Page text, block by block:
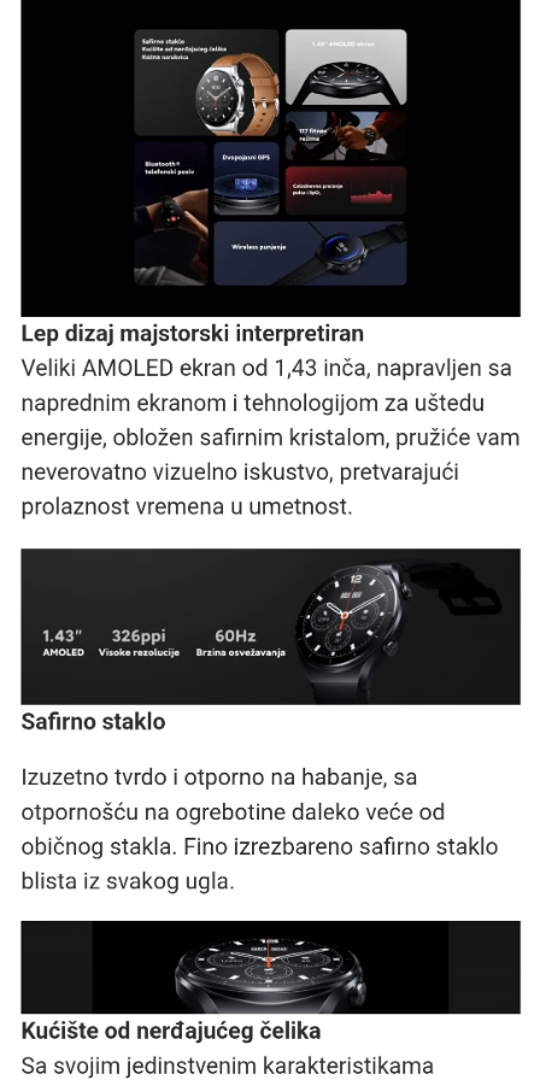
Podrška za 117 režima vežbanja
Sa Xiaomi Watch S1, možete pratiti svoj
napredak u 117 različitih režima vežbanja.
da se bavite košarkom, tenisom, plivanjem, HIIT-
om ili nekim drugim sportom, ovajpametni sat
će precizno beležiti vaše statistike vežbanja.
Izdržljiva baterija
Sa baterijom od 470mAh, Xiaomi Watch S1
može trajati do 12 dana uz standardno
korišćenje.To znači da nećete morati često da
razmišljate o punjenju.
Kompatibilnosti povezivost
Xiaomi Watch S1 je kompatibilan sa Android
uređajima verzije 8.0 i novijim, kao i sa iOS
uređajima verzije 10.0 i kasnijim.
Xiaomi Watch S1 je vaš verni saputnik za aktivan
Bez obzira na vaše potrebe i
aktivnosti, ovaj pametni sat će vam pomoći da
ostanete povezani, informisani i zdravi.
Spremni ste da unapredite svoj životni stil?
Izaberite Xiaomi Watch S1.